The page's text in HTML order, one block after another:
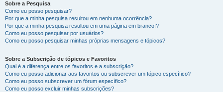
Sobre a Pesquisa
Como eu posso pesquisar?
Por que a minha pesquisa resultou em nenhuma ocorrência?
Por que a minha pesquisa resultou em uma página em branco!?
Como eu posso pesquisar por usuários?
Como eu posso pesquisar minhas próprias mensagens e tópicos?
Sobre a Subscrição de tópicos e Favoritos
Qual é a diferença entre os favoritos e a subscrição?
Como eu posso adicionar aos favoritos ou subscrever um tópico específico?
Como eu posso subscrever um fórum específico?
Como eu posso excluir minhas subscrições?